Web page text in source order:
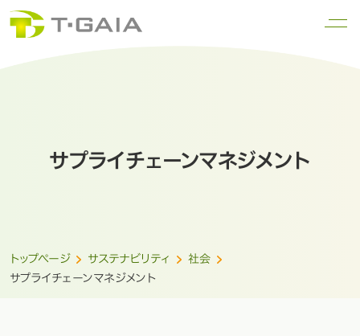
サプライチェーンマネジメント
トップページ サステナビリティ
社会
サプライチェーンマネジメント